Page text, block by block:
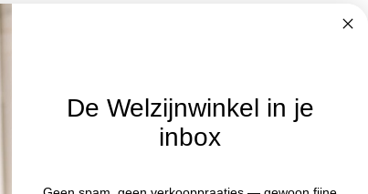
Nieuwsbrief
De Welzijnwinkel in je
inbox